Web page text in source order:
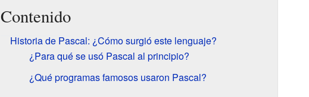
Contenido
Historia de Pascal: ¿Cómo surgió este lenguaje?
¿Para qué se usó Pascal al principio?
¿Qué programas famosos usaron Pascal?